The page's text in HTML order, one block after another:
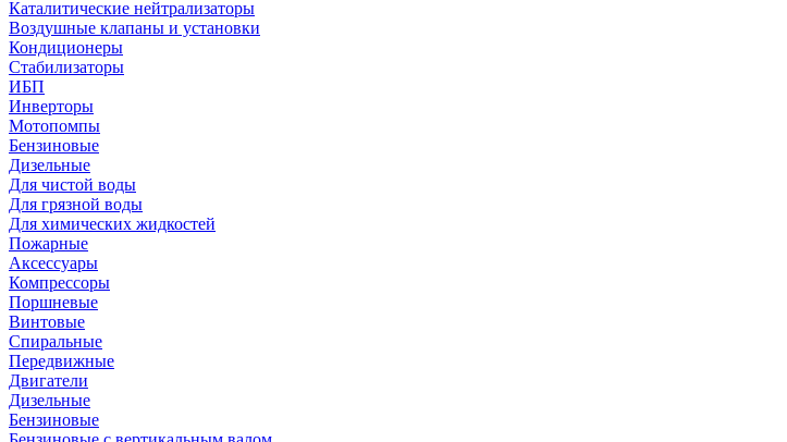
Каталитические нейтрализаторы
Воздушные клапаны и установки
Кондиционеры
Стабилизаторы
ИБП
Инверторы
Мотопомпы
Бензиновые
Дизельные
Для чистой воды
Для грязной воды
Для химических жидкостей
Пожарные
Аксессуары
Компрессоры
Поршневые
Винтовые
Спиральные
Передвижные
Двигатели
Дизельные
Бензиновые